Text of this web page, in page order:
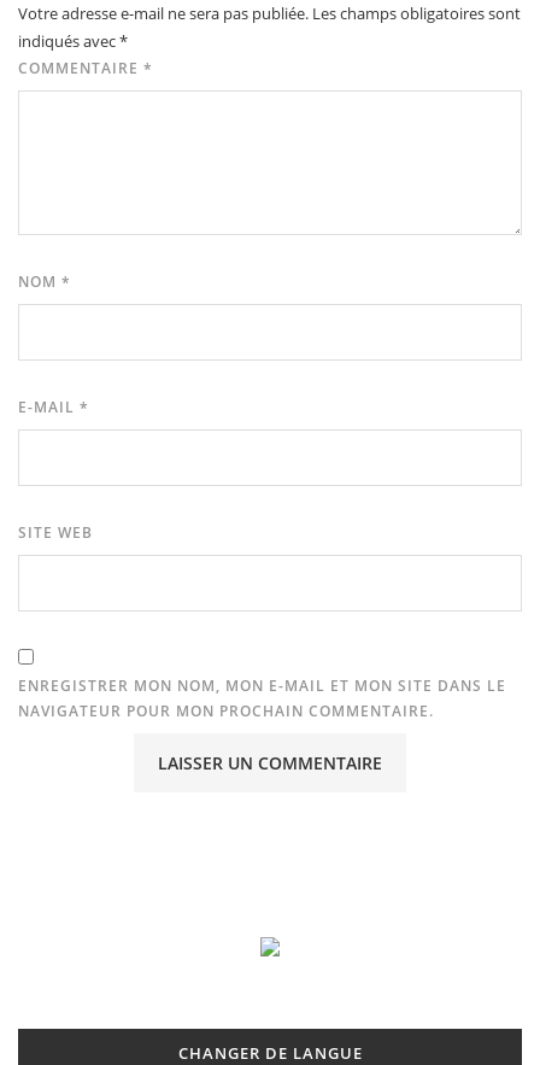
Votre adresse e-mail ne sera pas publiée. Les champs obligatoires sont
indiqués avec*
COMMENTAIRE *
NOM *
E-MAIL *
SITE WEB
ENREGISTRER MON NOM, MON E-MAIL ET MON SITE DANS LE
NAVIGATEUR POUR MON PROCHAIN COMMENTAIRE.
CHANGER DE LANGUE